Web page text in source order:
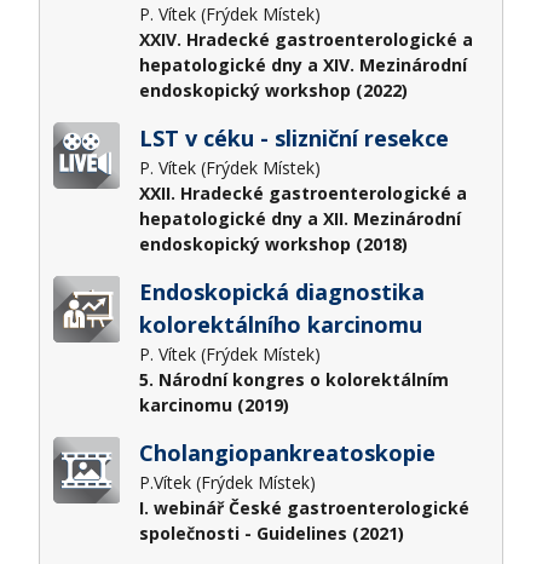
P. Vítek (Frýdek Místek)
XXIV. Hradecké gastroenterologické a
hepatologické dny a XIV. Mezinárodní
endoskopický workshop (2022)
LST v céku - slizniční resekce
P. Vítek (Frýdek Místek)
XXII. Hradecké gastroenterologické a
hepatologické dny a XII. Mezinárodní
endoskopický workshop (2018)
Endoskopická diagnostika
kolorektálního karcinomu
P. Vítek (Frýdek Místek)
5. Národní kongres o kolorektálním
karcinomu (2019)
Cholangiopankreatoskopie
P.Vítek (Frýdek Místek)
I. webinář České gastroenterologické
společnosti - Guidelines (2021)